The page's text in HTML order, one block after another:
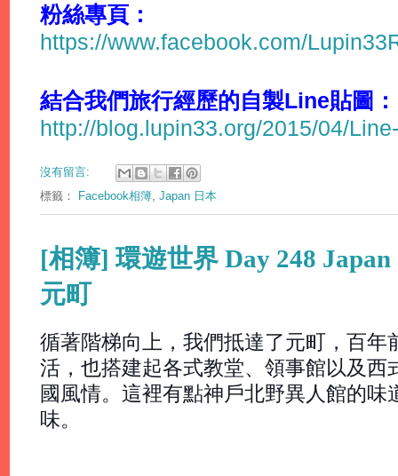
粉絲專頁：
https://www.facebook.com/
結合我們旅行經歷的自製Line貼圖：
http://blog.lupin33.org/2015/04/
沒有留言:
標籤： Facebook相簿 Japan 日本
[相簿] 環遊世界 Day 248
元町
循著階梯向上，我們抵達了元町，百年
活，也搭建起各式教堂、領事館以及西
國風情。這裡有點神戶北野異人館的
味。